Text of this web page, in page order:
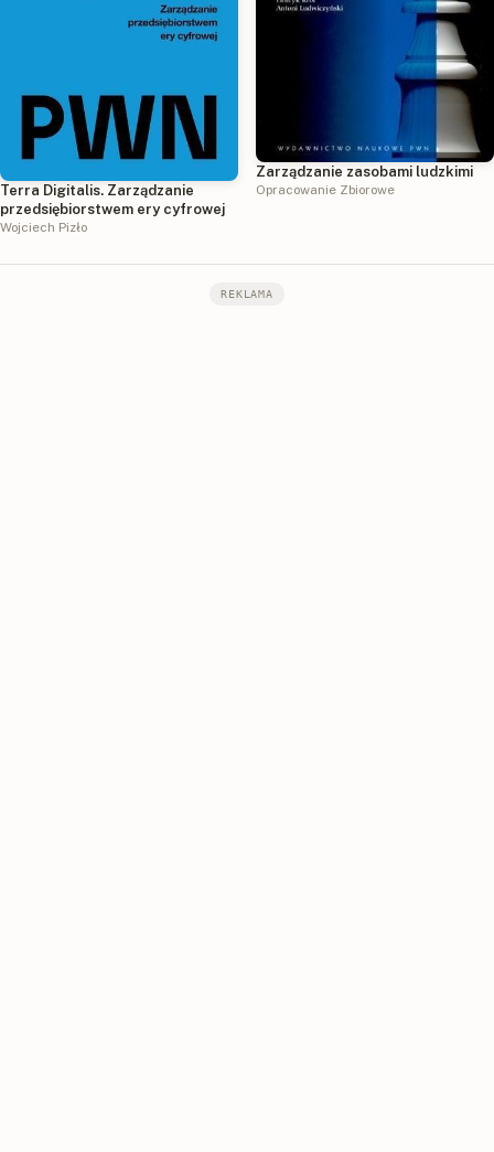
Terra Digitalis. Zarządzanie
przedsiębiorstwem ery cyfrowej
Wojciech Pizło
Zarządzanie zasobami ludzkimi
Opracowanie Zbiorowe
REKLAMA